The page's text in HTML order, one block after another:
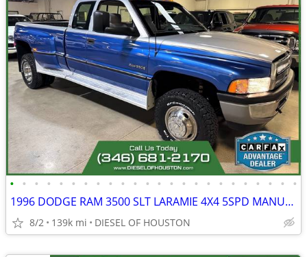
• • • • • • • • • • • • • • • • • • • • • • • •
1996 DODGE RAM 3500 SLT LARAMIE 4X4 5SPD MANUAL 5.9L CUMMINS DIESEL
8/2 139k mi DIESEL OF HOUSTON